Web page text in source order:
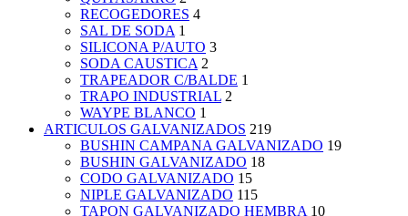
RECOGEDORES 4
SAL DE SODA 1
SILICONA P/AUTO 3
SODA CAUSTICA 2
TRAPEADOR C/BALDE 1
TRAPO INDUSTRIAL 2
WAYPE BLANCO 1
ARTICULOS GALVANIZADOS 219
BUSHIN CAMPANA GALVANIZADO 19
BUSHIN GALVANIZADO 18
CODO GALVANIZADO 15
NIPLE GALVANIZADO 115
TAPON GALVANIZADO HEMBRA 10